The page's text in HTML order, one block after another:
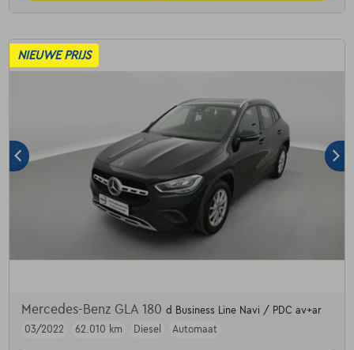
NIEUWE PRIJS
Mercedes-Benz GLA 180 d Business Line Navi / PDC av+ar
03/2022
62.010 km Diesel Automaat